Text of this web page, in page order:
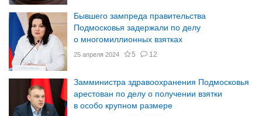
Бывшего зампреда правительства
Подмосковья задержали по делу
о многомиллионных взятках
25 апреля 2024 5 12
Замминистра здравоохранения Подмосковья
арестован по делу о получении взятки
в особо крупном размере